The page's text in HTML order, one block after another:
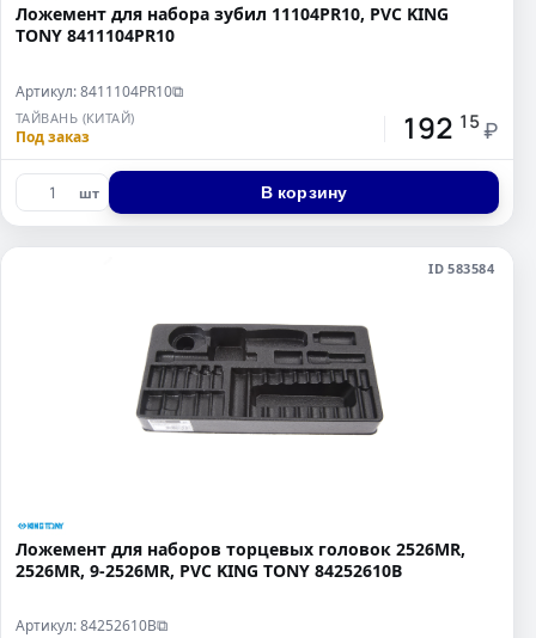
Ложемент для набора зубил 11104PR10, PVC KING
TONY 8411104PR10
Артикул: 8411104PR10⧉
ТАЙВАНЬ (КИТАЙ)
Под заказ 192 15 ₽
шт В корзину
ID 583584
Ложемент для наборов торцевых головок 2526MR,
2526MR, 9-2526MR, PVC KING TONY 84252610B
Артикул: 84252610B⧉